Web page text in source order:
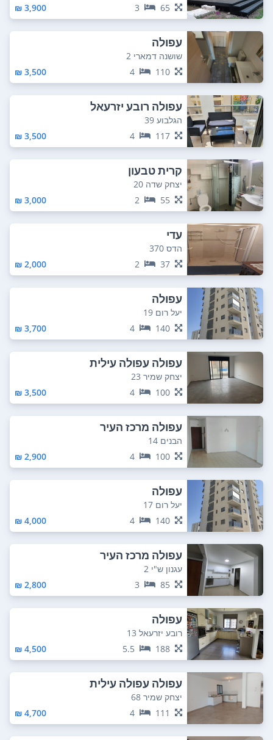
65
3
3,900 ₪
עפולה
שושנה דמארי 2
110
4
3,500 ₪
עפולה רובע יזרעאל
הגלבוע 39
117
4
3,500 ₪
קרית טבעון
יצחק שדה 20
55
2
3,000 ₪
עדי
הדס 370
37
2
2,000 ₪
עפולה
יעל רום 19
140
4
3,700 ₪
עפולה עפולה עילית
יצחק שמיר 23
100
4
3,500 ₪
עפולה מרכז העיר
הבנים 14
100
4
2,900 ₪
עפולה
יעל רום 17
140
4
4,000 ₪
עפולה מרכז העיר
עגנון ש"י 2
85
3
2,800 ₪
עפולה
רובע יזרעאל 13
188
5.5
4,500 ₪
עפולה עפולה עילית
יצחק שמיר 68
111
4
4,700 ₪